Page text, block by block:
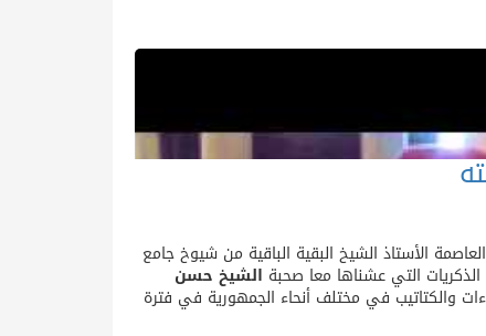
الأستاذ الشيخ البقية الباقية من شيوخ جامع
التي عشناها معا صحبة الشيخ حسن
والكتاتيب في مختلف أنحاء الجمهورية في فترة